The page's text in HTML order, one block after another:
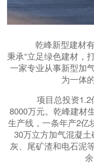
乾峰新型建材有
秉承“立足绿色建材，
一家专业从事新型加
为一体
项目总投资1.2亿
8000万元。乾峰建材
生产线，一条年产2亿
30万立方加气混凝
灰、尾矿渣和电石泥